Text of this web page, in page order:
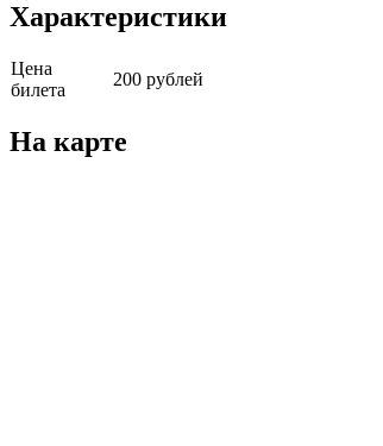
Характеристики
Цена
билета
200 рублей
На карте